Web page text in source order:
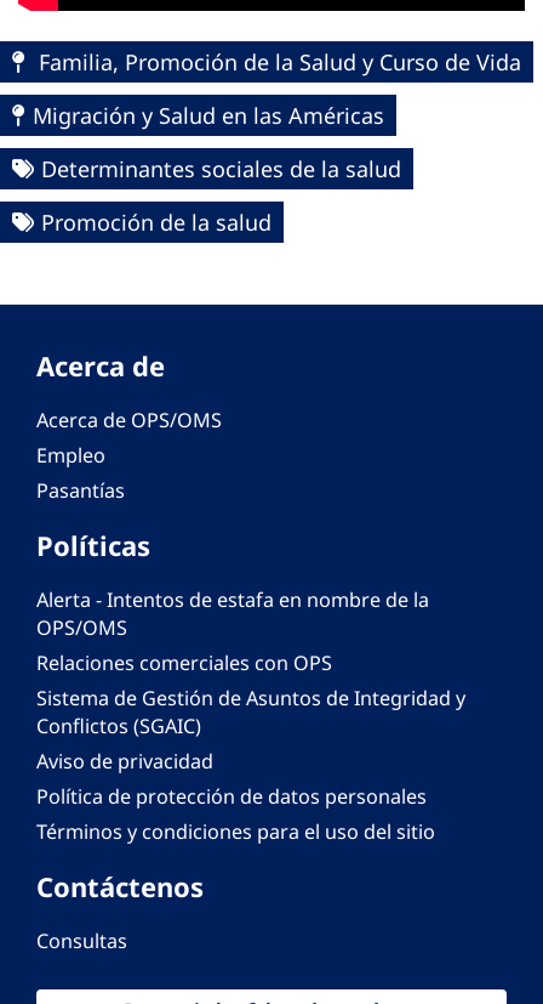
Familia, Promoción de la Salud y Curso de Vida
Migración y Salud en las Américas
Determinantes sociales de la salud
Promoción de la salud
Acerca de
Acerca de OPS/OMS
Empleo
Pasantías
Políticas
Alerta - Intentos de estafa en nombre de la
OPS/OMS
Relaciones comerciales con OPS
Sistema de Gestión de Asuntos de Integridad y
Conflictos (SGAIC)
Aviso de privacidad
Política de protección de datos personales
Términos y condiciones para el uso del sitio
Contáctenos
Consultas